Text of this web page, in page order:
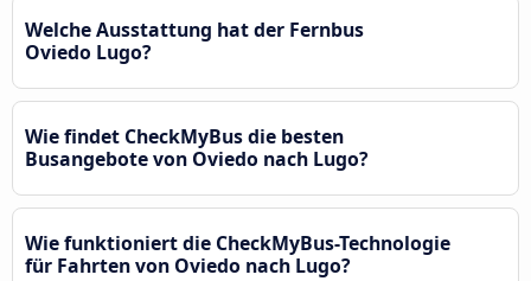
Welche Ausstattung hat der Fernbus
Oviedo Lugo?
Wie findet CheckMyBus die besten
Busangebote von Oviedo nach Lugo?
Wie funktioniert die CheckMyBus-Technologie
für Fahrten von Oviedo nach Lugo?